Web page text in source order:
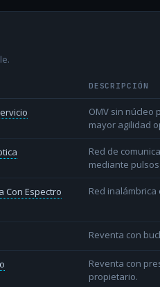
DESCRIPCIÓN
OMV sin núcleo
mayor agilidad
Red de
mediante
Con Espectro
Red
Reventa con
Reventa con
propietario.